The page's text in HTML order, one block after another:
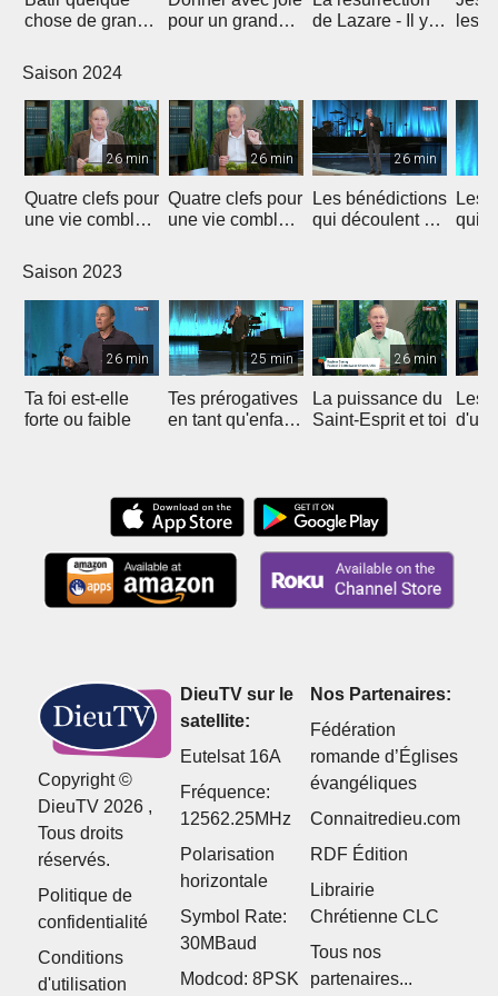
chose de grand -
don
pour un grand
de Lazare - Il y a
les
Saison 2024
26 min
Quatre clefs pour
une vie comblée
26 min
Quatre clefs pour
une vie comblée
26 min
Les bénédictions
qui découlent de
Les
qui
Saison 2023
26 min
Ta foi est-elle
forte ou faible
25 min
Tes prérogatives
en tant qu'enfant
26 min
La puissance du
Saint-Esprit et toi
Les
d'un
Copyright ©
DieuTV 2026 ,
Tous droits
réservés.
Politique de
confidentialité
Conditions
d'utilisation
DieuTV sur le
satellite:
Eutelsat 16A
Fréquence:
12562.25MHz
Polarisation
horizontale
Symbol Rate:
30MBaud
Modcod: 8PSK
Nos Partenaires:
Fédération
romande d’Églises
évangéliques
Connaitredieu.com
RDF Édition
Librairie
Chrétienne CLC
Tous nos
partenaires...